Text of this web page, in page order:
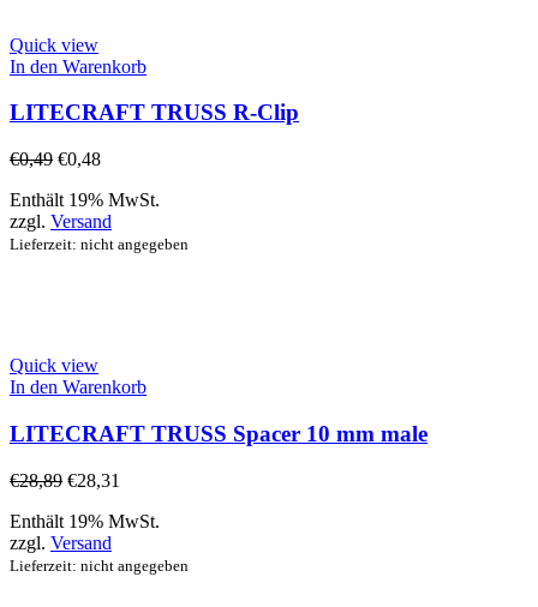
Quick view
In den Warenkorb
LITECRAFT TRUSS R-Clip
€0,49 €0,48
Enthält 19% MwSt.
zzgl. Versand
Lieferzeit: nicht angegeben
Quick view
In den Warenkorb
LITECRAFT TRUSS Spacer 10 mm male
€28,89 €28,31
Enthält 19% MwSt.
zzgl. Versand
Lieferzeit: nicht angegeben